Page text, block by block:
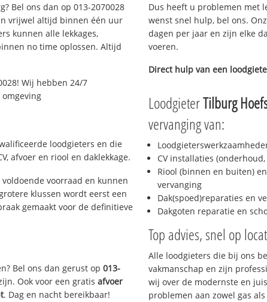
Bel ons dan op 013-2070028
vrijwel altijd binnen één uur
kunnen alle lekkages,
no time oplossen. Altijd
Wij hebben 24/7
loodgieters en die
afvoer en riool en daklekkage.
voorraad en kunnen
klussen wordt eerst een
gemaakt voor de definitieve
Bel ons dan gerust op013-
Ook voor een gratisafvoer
. Dag en nacht bereikbaar!
Dus heeft u problemen met
wenst snel hulp, bel ons.
dagen per jaar en zijn elke
voeren.
Direct hulp van een
LoodgieterTilburg
vervanging van:
CV installaties
Riool (binnen en buiten)
vervanging
Dak(spoed)reparaties en
Dakgoten reparatie en
Top advies, snel op
Alle loodgieters die bij ons
vakmanschap en zijn
wij over de modernste en
problemen aan zowel gas